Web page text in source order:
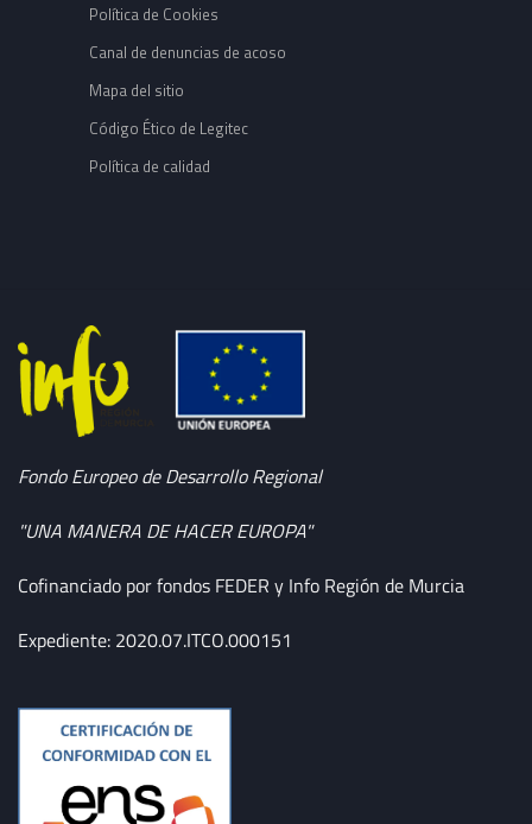
Política de Cookies
Canal de denuncias de acoso
Mapa del sitio
Código Ético de Legitec
Política de calidad
Fondo Europeo de Desarrollo Regional
"UNA MANERA DE HACER EUROPA"
Cofinanciado por fondos FEDER y Info Región de Murcia
Expediente: 2020.07.ITCO.000151